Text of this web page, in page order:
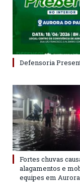
Defensoria
Fortes chuvas
alagamentos e
equipes em